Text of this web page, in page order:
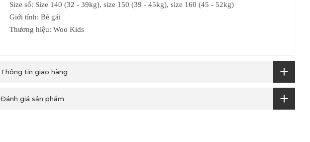
Size số: Size 140 (32 - 39kg), size 150 (39 - 45kg), size 160 (45 - 52kg)
Giới tính: Bé gái
Thương hiệu: Woo Kids
Thông tin giao hàng
Đánh giá sản phẩm